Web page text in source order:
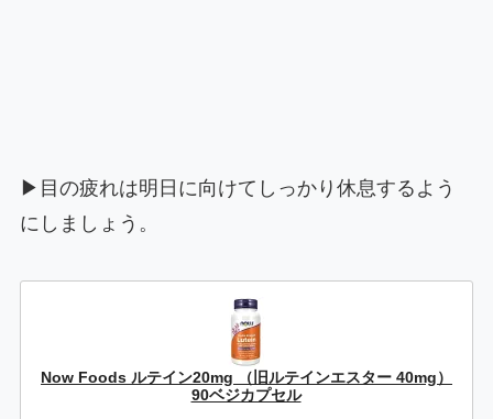
▶目の疲れは明日に向けてしっかり休息するよう
にしましょう。
Now Foods ルテイン20mg （旧ルテインエスター 40mg）
90ベジカプセル